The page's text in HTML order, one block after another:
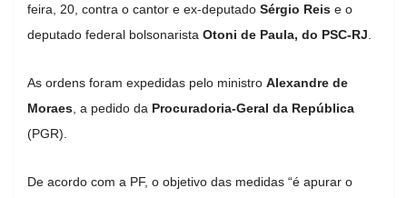
feira, 20, contra o cantor e ex-deputado Sérgio Reis e o
deputado federal bolsonarista Otoni de Paula, do PSC-RJ
As ordens foram expedidas pelo ministro Alexandre de
Moraes , a pedido da Procuradoria-Geral da República
(PGR).
De acordo com a PF, o objetivo das medidas “é apurar o